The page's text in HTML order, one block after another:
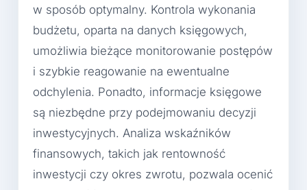
w sposób optymalny. Kontrola wykonania
budżetu, oparta na danych księgowych,
umożliwia bieżące monitorowanie postępów
i szybkie reagowanie na ewentualne
odchylenia. Ponadto, informacje księgowe
są niezbędne przy podejmowaniu decyzji
inwestycyjnych. Analiza wskaźników
finansowych, takich jak rentowność
inwestycji czy okres zwrotu, pozwala ocenić